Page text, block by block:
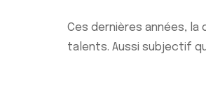
Ces dernières années,
talents. Aussi subjectif